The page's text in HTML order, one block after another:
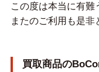
この度は本当に有難
またのご利用も是非
買取商品の